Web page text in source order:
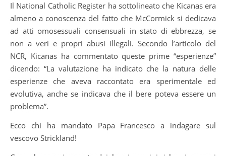
Il National Catholic Register ha sottolineato che Kicanas era
almeno a conoscenza del fatto che McCormick si dedicava
ad atti omosessuali consensuali in stato di ebbrezza, se
non a veri e propri abusi illegali. Secondo l’articolo del
NCR, Kicanas ha commentato queste prime “esperienze”
dicendo: “La valutazione ha indicato che la natura delle
esperienze che aveva raccontato era sperimentale ed
evolutiva, anche se indicava che il bere poteva essere un
problema”.
Ecco chi ha mandato Papa Francesco a indagare sul
vescovo Strickland!